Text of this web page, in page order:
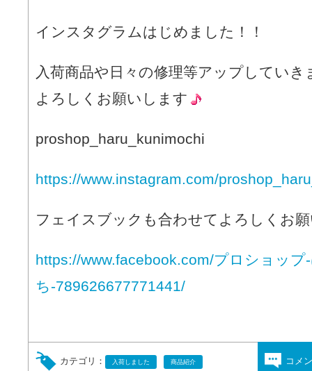
インスタグラムはじめました！！
入荷商品や日々の修理等アップしてい
よろしくお願いします
proshop_haru_kunimochi
https://www.instagram.com/
フェイスブックも合わせてよろしくお
https://www.facebook.com/プロショップ
ち-789626677771441/
カテゴリ： 入荷しました 商品紹介 コメ